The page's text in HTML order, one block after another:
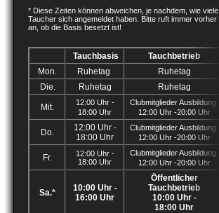
* Diese Zeiten können abweichen, je nachdem, wie viele
Taucher sich angemeldet haben. Bitte ruft immer vorher
an, ob die Basis besetzt ist!
Tauchbasis
Tauchbetrieb
Mon.
Ruhetag
Ruhetag
Die.
Ruhetag Ruhetag
Mit.
12:00 Uhr -
18:00 Uhr
Clubmitglieder Ausbildung
12:00 Uhr -20:00 Uhr
Do.
12:00 Uhr -
18:00 Uhr
Clubmitglieder Ausbildung
12:00 Uhr -20:00 Uhr
Fr.
12:00 Uhr -
18:00 Uhr
Clubmitglieder Ausbildung
12:00 Uhr -20:00 Uhr
Sa.*
10:00 Uhr -
16:00 Uhr
Öffentlicher
Tauchbetrieb
10:00 Uhr -
18:00 Uhr